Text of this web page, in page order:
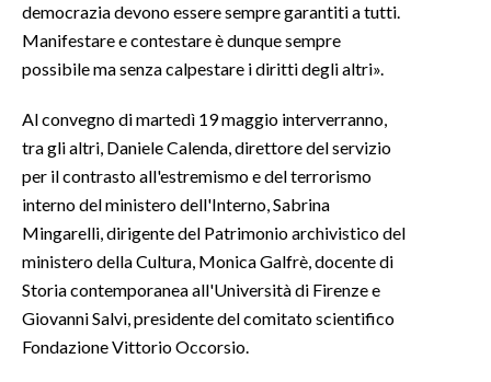
democrazia devono essere sempre garantiti a tutti.
Manifestare e contestare è dunque sempre
possibile ma senza calpestare i diritti degli altri».
Al convegno di martedì 19 maggio interverranno,
tra gli altri, Daniele Calenda, direttore del servizio
per il contrasto all'estremismo e del terrorismo
interno del ministero dell'Interno, Sabrina
Mingarelli, dirigente del Patrimonio archivistico del
ministero della Cultura, Monica Galfrè, docente di
Storia contemporanea all'Università di Firenze e
Giovanni Salvi, presidente del comitato scientifico
Fondazione Vittorio Occorsio.